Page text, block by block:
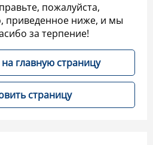
пожалуйста,
приведенное ниже, и мы
за терпение!
главную страницу
страницу